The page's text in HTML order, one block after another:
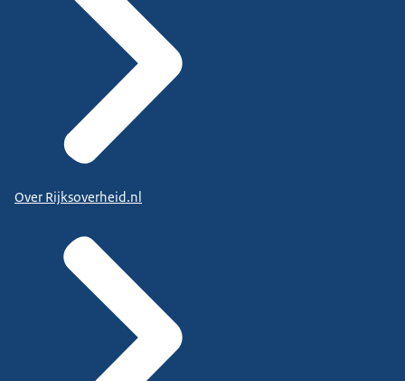
Over Rijksoverheid.nl